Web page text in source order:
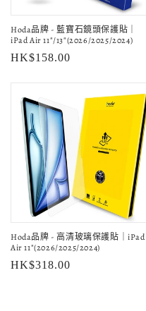
Hoda品牌 - 藍寶石鏡頭保護貼｜
iPad Air 11"/13"(2026/2025/2024)
定
HK$158.00
Hoda品牌 - 高清玻璃保護貼｜iPad
Air 11"(2026/2025/2024)
定
HK$318.00